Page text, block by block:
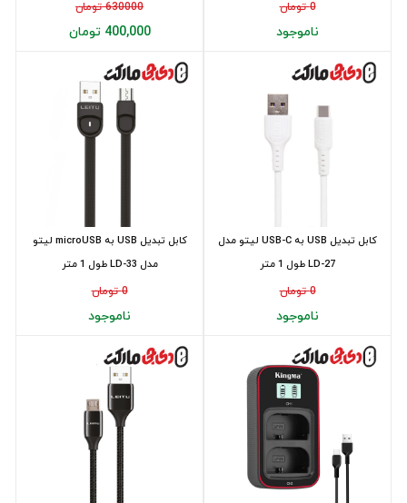
630000 تومان
400,000 تومان
0 تومان
ناموجود
کابل تبدیل USB به microUSB لیتو
مدل LD-33 طول 1 متر
0 تومان
ناموجود
کابل تبدیل USB به USB-C لیتو مدل
LD-27 طول 1 متر
0 تومان
ناموجود